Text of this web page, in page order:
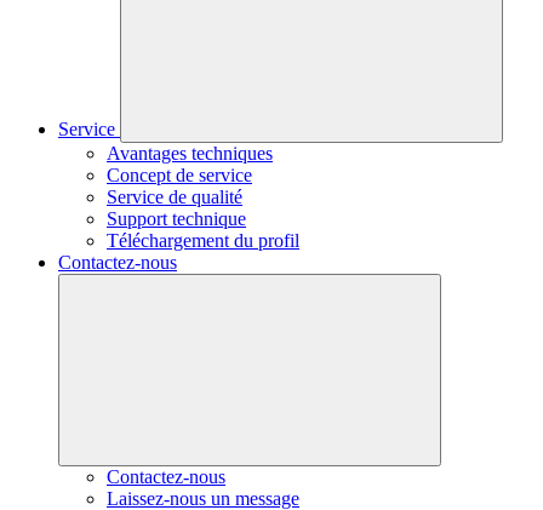
Service
Avantages techniques
Concept de service
Service de qualité
Support technique
Téléchargement du profil
Contactez-nous
Contactez-nous
Laissez-nous un message